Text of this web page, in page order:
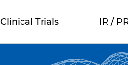
Clinical Trials IR / PR